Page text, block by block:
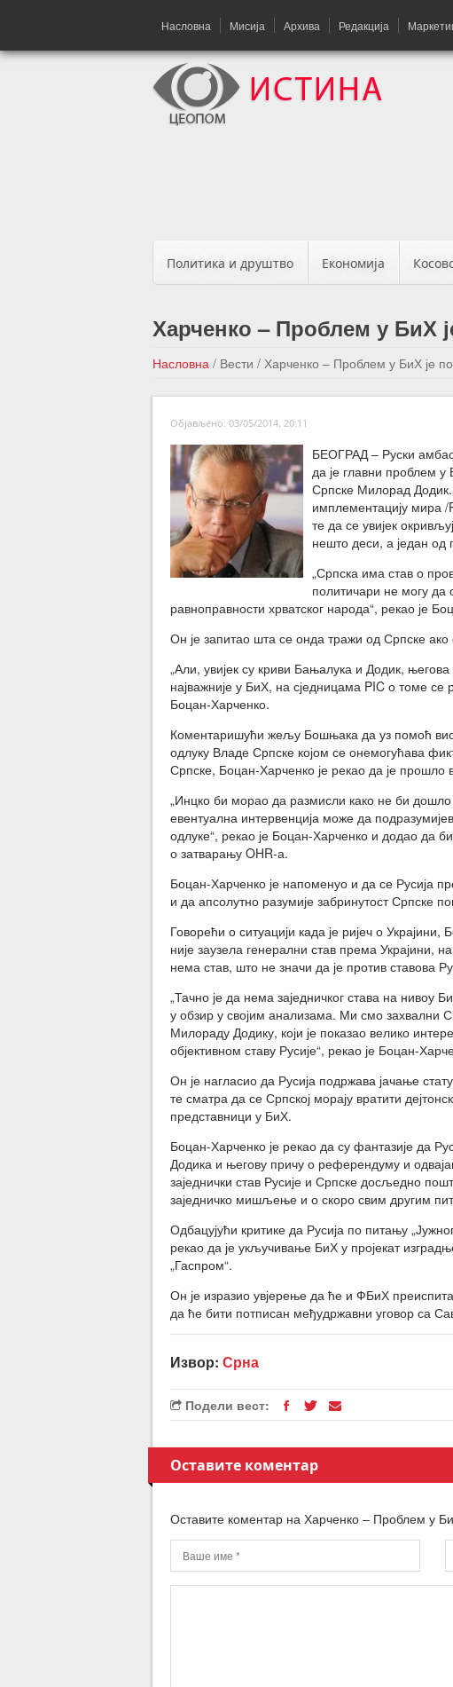
Насловна Мисија Архива Редакција
Политика и друштво Економија
Харченко – Проблем у БиХ
Насловна / Вести / Харченко – Проблем у БиХ је
Објављено: 03/05/2014, 20:11
БЕОГРАД – Руски
да је главни проблем у
Српске Милорад Додик.
имплементацију мира /
те да се увијек
нешто деси, а један од
„Српска има став о
политичари не могу да
равноправности хрватског народа“, рекао је
Он је запитао шта се онда тражи од Српске ако
„Али, увијек су криви Бањалука и Додик,
најважније у БиХ, на сједницама PIC о томе се
Боцан-Харченко.
Коментаришући жељу Бошњака да уз помоћ
одлуку Владе Српске којом се онемогућава
Српске, Боцан-Харченко је рекао да је прошло
„Инцко би морао да размисли како не би
евентуална интервенција може да
одлуке“, рекао је Боцан-Харченко и додао да
о затварању OHR-а.
Боцан-Харченко је напоменуо и да се Русија
и да апсолутно разумије забринутост Српске
Говорећи о ситуацији када је ријеч о
није заузела генерални став према Украјини,
нема став, што не значи да је против ставова
„Тачно је да нема заједничког става на нивоу
у обзир у својим анализама. Ми смо захвални
Милораду Додику, који је показао велико
објективном ставу Русије“, рекао је Боцан-
Он је нагласио да Русија подржава јачање
те сматра да се Српској морају вратити
представници у БиХ.
Боцан-Харченко је рекао да су фантазије да
Додика и његову причу о референдуму и
заједнички став Русије и Српске досљедно
заједничко мишљење и о скоро свим другим
Одбацујући критике да Русија по питању
рекао да је укључивање БиХ у пројекат
„Гаспром“.
Он је изразио увјерење да ће и ФБиХ
да ће бити потписан међудржавни уговор са
Извор: Срна
Подели вест:
Оставите коментар
Оставите коментар на Харченко – Проблем у